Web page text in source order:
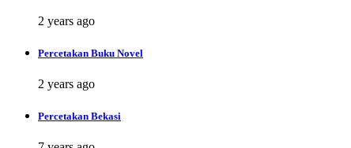
2 years ago
Percetakan Buku Novel
2 years ago
Percetakan Bekasi